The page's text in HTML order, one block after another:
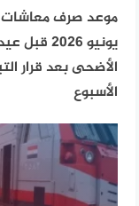
موعد صرف
يونيو 2026 قبل
الأضحى بعد قرار
الأسبوع